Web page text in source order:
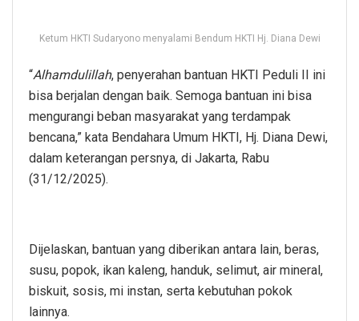
Ketum HKTI Sudaryono menyalami Bendum HKTI Hj. Diana Dewi
“Alhamdulillah, penyerahan bantuan HKTI Peduli II ini
bisa berjalan dengan baik. Semoga bantuan ini bisa
mengurangi beban masyarakat yang terdampak
bencana,” kata Bendahara Umum HKTI, Hj. Diana Dewi,
dalam keterangan persnya, di Jakarta, Rabu
(31/12/2025).
Dijelaskan, bantuan yang diberikan antara lain, beras,
susu, popok, ikan kaleng, handuk, selimut, air mineral,
biskuit, sosis, mi instan, serta kebutuhan pokok
lainnya.